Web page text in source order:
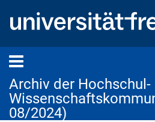
Archiv der Hochschul-
08/2024)